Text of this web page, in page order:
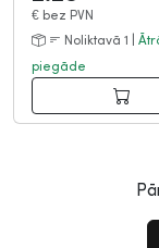
€ bez PVN
Noliktavā 1 |
piegāde